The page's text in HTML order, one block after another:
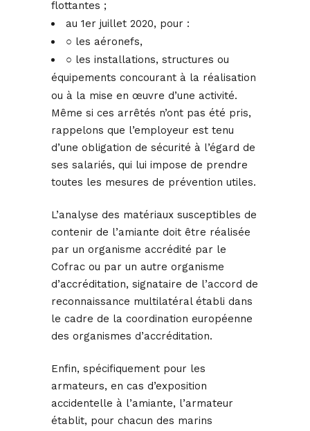
flottantes ;
au 1er juillet 2020, pour :
○ les aéronefs,
○ les installations, structures ou
équipements concourant à la réalisation
ou à la mise en œuvre d’une activité.
Même si ces arrêtés n’ont pas été pris,
rappelons que l’employeur est tenu
d’une obligation de sécurité à l’égard de
ses salariés, qui lui impose de prendre
toutes les mesures de prévention utiles.
L’analyse des matériaux susceptibles de
contenir de l’amiante doit être réalisée
par un organisme accrédité par le
Cofrac ou par un autre organisme
d’accréditation, signataire de l’accord de
reconnaissance multilatéral établi dans
le cadre de la coordination européenne
des organismes d’accréditation.
Enfin, spécifiquement pour les
armateurs, en cas d’exposition
accidentelle à l’amiante, l’armateur
établit, pour chacun des marins